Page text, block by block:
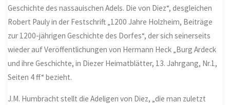
Geschichte des nassauischen Adels. Die von Diez“, desgleichen
Robert Pauly in der Festschrift „1200 Jahre Holzheim, Beiträge
zur 1200-jährigen Geschichte des Dorfes“, der sich seinerseits
wieder auf Veröffentlichungen von Hermann Heck „Burg Ardeck
und ihre Geschichte, in Diezer Heimatblätter, 13. Jahrgang, Nr.1,
Seiten 4 ff“ bezieht.
J.M. Humbracht stellt die Adeligen von Diez, „die man zuletzt